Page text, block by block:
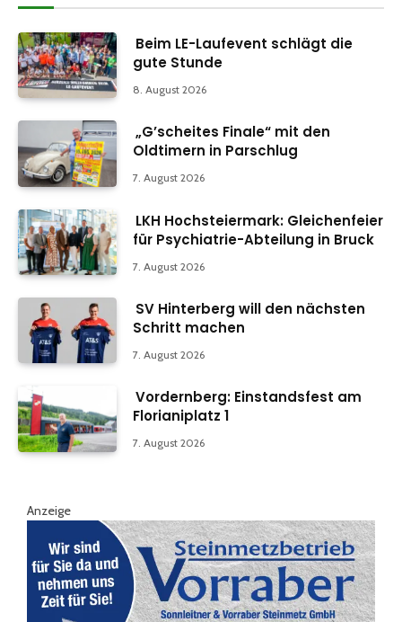
Beim LE-Laufevent schlägt die
gute Stunde
8. August 2026
„G’scheites Finale“ mit den
Oldtimern in Parschlug
7. August 2026
LKH Hochsteiermark: Gleichenfeier
für Psychiatrie-Abteilung in Bruck
7. August 2026
SV Hinterberg will den nächsten
Schritt machen
7. August 2026
Vordernberg: Einstandsfest am
Florianiplatz 1
7. August 2026
Anzeige